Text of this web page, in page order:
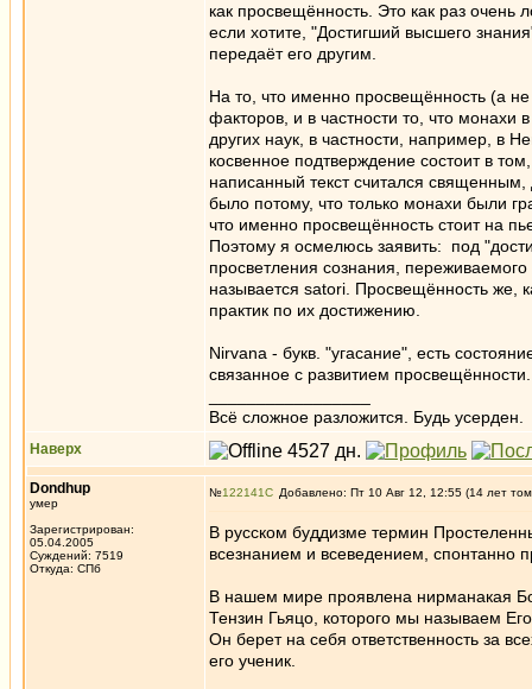
как просвещённость. Это как раз
если хотите, "Достигший высшего
передаёт его другим.
На то, что именно просвещённость (а
факторов, и в частности то, что монахи
других наук, в частности, например, в
косвенное подтверждение состоит в
написанный текст считался
было потому, что только монахи были
что именно просвещённость стоит на
Поэтому я осмелюсь заявить: под
просветления сознания,
называется satori. Просвещённость же,
практик по их достижению.
Nirvana - букв. "угасание", есть
связанное с развитием просвещённости.
Всё сложное разложится. Будь усерден.
Наверх
Dondhup
умер
Зарегистрирован:
05.04.2005
Суждений: 7519
Откуда: СПб
№122141 Добавлено: Пт 10 Авг 12, 12:55 (14 лет
В русском буддизме термин
всезнанием и всеведением, спонтанно
В нашем мире проявлена нирманакая
Тензин Гьяцо, которого мы называем
Он берет на себя ответственность за
его ученик.